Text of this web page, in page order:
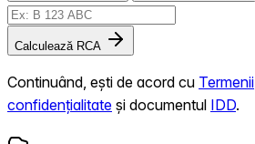
Calculează RCA
Continuând, ești de acord cu Termenii
confidențialitate și documentul IDD.